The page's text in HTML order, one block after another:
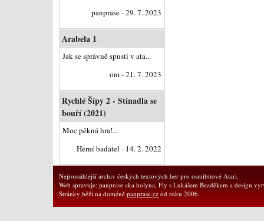
panprase - 29. 7. 2023
Arabela 1
Jak se správně spustí v ata...
om - 21. 7. 2023
Rychlé Šípy 2 - Stínadla se
bouří (2021)
Moc pěkná hra!...
Herní badatel - 14. 2. 2022
Nejrozsáhlejší archiv českých textových her pro osmibitové Atari.
Web spravuje: panprase aka holyna, Fly s Lukášem Bezděkem a design
Stránky běží na doméně panprase.cz od roku 2006.